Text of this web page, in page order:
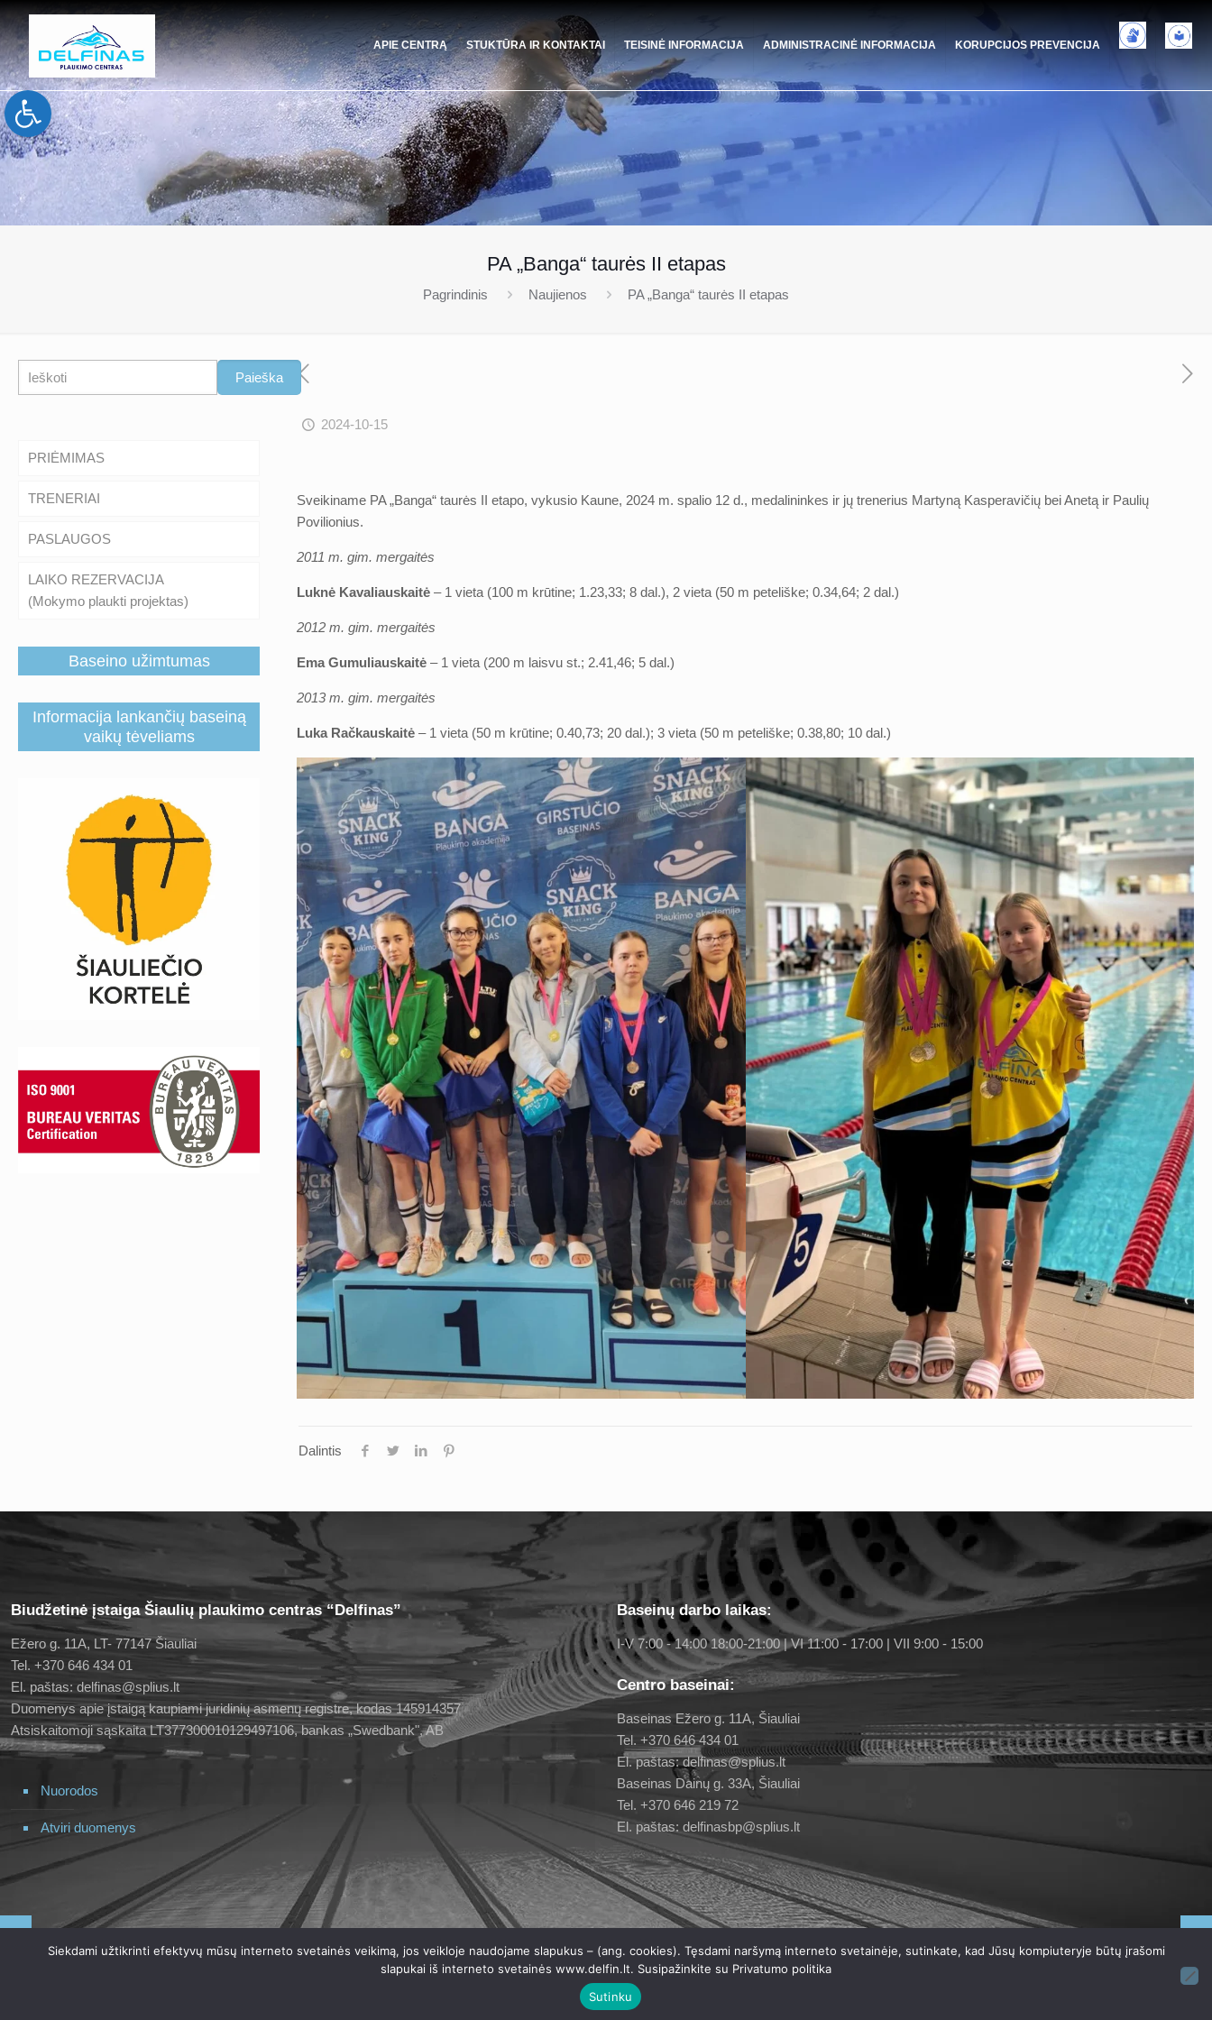
Open toolbar
APIE CENTRĄ STUKTŪRA IR KONTAKTAI TEISINĖ INFORMACIJA ADMINISTRACINĖ INFORMACIJA KORUPCIJOS PREVENCIJA
PA „Banga“ taurės II etapas
Pagrindinis Naujienos PA „Banga“ taurės II etapas
2024-10-15
Sveikiname PA „Banga“ taurės II etapo, vykusio Kaune, 2024 m. spalio 12 d., medalininkes ir jų trenerius Martyną Kasperavičių bei Anetą ir Paulių
Povilionius.
2011 m. gim. mergaitės
Luknė Kavaliauskaitė – 1 vieta (100 m krūtine; 1.23,33; 8 dal.), 2 vieta (50 m peteliške; 0.34,64; 2 dal.)
2012 m. gim. mergaitės
Ema Gumuliauskaitė– 1 vieta (200 m laisvu st.; 2.41,46; 5 dal.)
2013 m. gim. mergaitės
Luka Račkauskaitė – 1 vieta (50 m krūtine; 0.40,73; 20 dal.); 3 vieta (50 m peteliške; 0.38,80; 10 dal.)
Dalintis
Paieška Paieška
PRIĖMIMAS
TRENERIAI
PASLAUGOS
LAIKO REZERVACIJA
(Mokymo plaukti projektas)
Baseino užimtumas
Informacija lankančių baseiną
vaikų tėveliams
Biudžetinė įstaiga Šiaulių plaukimo centras “Delfinas”
Ežero g. 11A, LT- 77147 Šiauliai
Tel. +370 646 434 01
El. paštas: delfinas@splius.lt
Duomenys apie įstaigą kaupiami juridinių asmenų registre, kodas 145914357
Atsiskaitomoji sąskaita LT377300010129497106, bankas „Swedbank", AB
Nuorodos
Atviri duomenys
Baseinų darbo laikas:
I-V 7:00 - 14:00 18:00-21:00 | VI 11:00 - 17:00 | VII 9:00 - 15:00
Centro baseinai:
Baseinas Ežero g. 11A, Šiauliai
Tel. +370 646 434 01
El. paštas: delfinas@splius.lt
Baseinas Dainų g. 33A, Šiauliai
Tel. +370 646 219 72
El. paštas: delfinasbp@splius.lt
© 2023 Biudžetinės įstaigos Šiaulių plaukimo centro "Delfinas" internetinis puslapis. Sprendimas: 4WEB
Siekdami užtikrinti efektyvų mūsų interneto svetainės veikimą, jos veikloje naudojame slapukus – (ang. cookies). Tęsdami naršymą interneto svetainėje, sutinkate, kad Jūsų kompiuteryje būtų įrašomi
slapukai iš interneto svetainės www.delfin.lt. Susipažinkite su Privatumo politika
Sutinku